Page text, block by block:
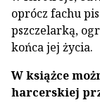
oprócz fachu
pszczelarką,
końca jej życia.
W książce
harcerskiej